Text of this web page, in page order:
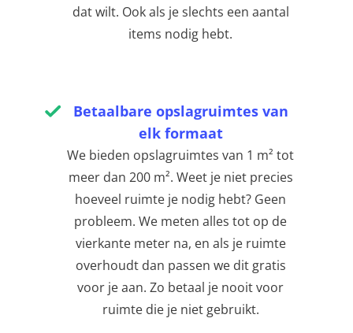
dat wilt. Ook als je slechts een aantal
items nodig hebt.
Betaalbare opslagruimtes van
elk formaat
We bieden opslagruimtes van 1 m² tot
meer dan 200 m². Weet je niet precies
hoeveel ruimte je nodig hebt? Geen
probleem. We meten alles tot op de
vierkante meter na, en als je ruimte
overhoudt dan passen we dit gratis
voor je aan. Zo betaal je nooit voor
ruimte die je niet gebruikt.